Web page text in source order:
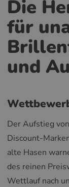
Die
für
und
Der Aufstieg
Discount-
alte Hasen
des reinen
Wettlauf nach